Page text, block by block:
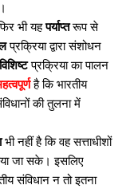
भी यहपर्याप्तरूप से
प्रक्रिया द्वारा संशोधन
विशिष्टप्रक्रिया का पालन
है कि भारतीय
की तुलना में
भी नहीं है कि वह सत्ताधीशों
जा सके। इसलिए
संविधान न तो इतना